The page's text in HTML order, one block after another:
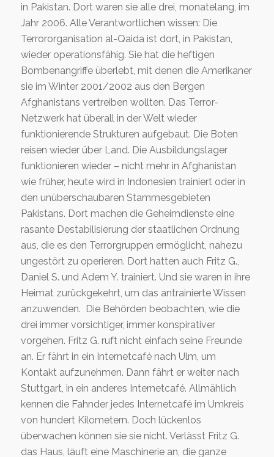
in Pakistan. Dort waren sie alle drei, monatelang, im
Jahr 2006. Alle Verantwortlichen wissen: Die
Terrororganisation al-Qaida ist dort, in Pakistan,
wieder operationsfähig. Sie hat die heftigen
Bombenangriffe überlebt, mit denen die Amerikaner
sie im Winter 2001/2002 aus den Bergen
Afghanistans vertreiben wollten. Das Terror-
Netzwerk hat überall in der Welt wieder
funktionierende Strukturen aufgebaut. Die Boten
reisen wieder über Land. Die Ausbildungslager
funktionieren wieder – nicht mehr in Afghanistan
wie früher, heute wird in Indonesien trainiert oder in
den unüberschaubaren Stammesgebieten
Pakistans. Dort machen die Geheimdienste eine
rasante Destabilisierung der staatlichen Ordnung
aus, die es den Terrorgruppen ermöglicht, nahezu
ungestört zu operieren. Dort hatten auch Fritz G.,
Daniel S. und Adem Y. trainiert. Und sie waren in ihre
Heimat zurückgekehrt, um das antrainierte Wissen
anzuwenden. Die Behörden beobachten, wie die
drei immer vorsichtiger, immer konspirativer
vorgehen. Fritz G. ruft nicht einfach seine Freunde
an. Er fährt in ein Internetcafé nach Ulm, um
Kontakt aufzunehmen. Dann fährt er weiter nach
Stuttgart, in ein anderes Internetcafé. Allmählich
kennen die Fahnder jedes Internetcafé im Umkreis
von hundert Kilometern. Doch lückenlos
überwachen können sie sie nicht. Verlässt Fritz G.
das Haus, läuft eine Maschinerie an, die ganze